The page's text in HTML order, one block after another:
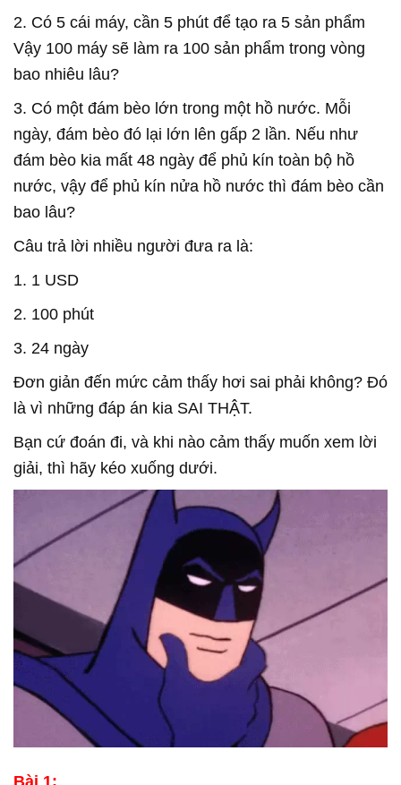
2. Có 5 cái máy, cần 5 phút để tạo ra 5 sản phẩm
Vậy 100 máy sẽ làm ra 100 sản phẩm trong vòng
bao nhiêu lâu?
3. Có một đám bèo lớn trong một hồ nước. Mỗi
ngày, đám bèo đó lại lớn lên gấp 2 lần. Nếu như
đám bèo kia mất 48 ngày để phủ kín toàn bộ hồ
nước, vậy để phủ kín nửa hồ nước thì đám bèo cần
bao lâu?
Câu trả lời nhiều người đưa ra là:
1. 1 USD
2. 100 phút
3. 24 ngày
Đơn giản đến mức cảm thấy hơi sai phải không? Đó
là vì những đáp án kia SAI THẬT.
Bạn cứ đoán đi, và khi nào cảm thấy muốn xem lời
giải, thì hãy kéo xuống dưới.
Bài 1: